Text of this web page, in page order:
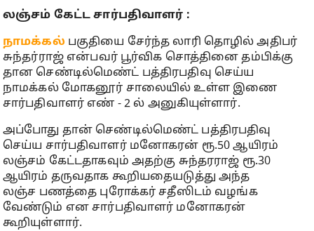
லஞ்சம் கேட்ட சார்பதிவாளர் :
நாமக்கல் பகுதியை சேர்ந்த லாரி தொழில் அதிபர்
சுந்தர்ராஜ் என்பவர் பூர்விக சொத்தினை தம்பிக்கு
தான செண்டில்மெண்ட் பத்திரபதிவு செய்ய
நாமக்கல் மோகனூர் சாலையில் உள்ள இணை
சார்பதிவாளர் எண் - 2 ல் அனுகியுள்ளார்.
அப்போது தான் செண்டில்மெண்ட் பத்திரபதிவு
செய்ய சார்பதிவாளர் மனோகரன் ரூ.50 ஆயிரம்
லஞ்சம் கேட்டதாகவும் அதற்கு சுந்தரராஜ் ரூ.30
ஆயிரம் தருவதாக கூறியதையடுத்து அந்த
லஞ்ச பணத்தை புரோக்கர் சதீஸிடம் வழங்க
வேண்டும் என சார்பதிவாளர் மனோகரன்
கூறியுள்ளார்.